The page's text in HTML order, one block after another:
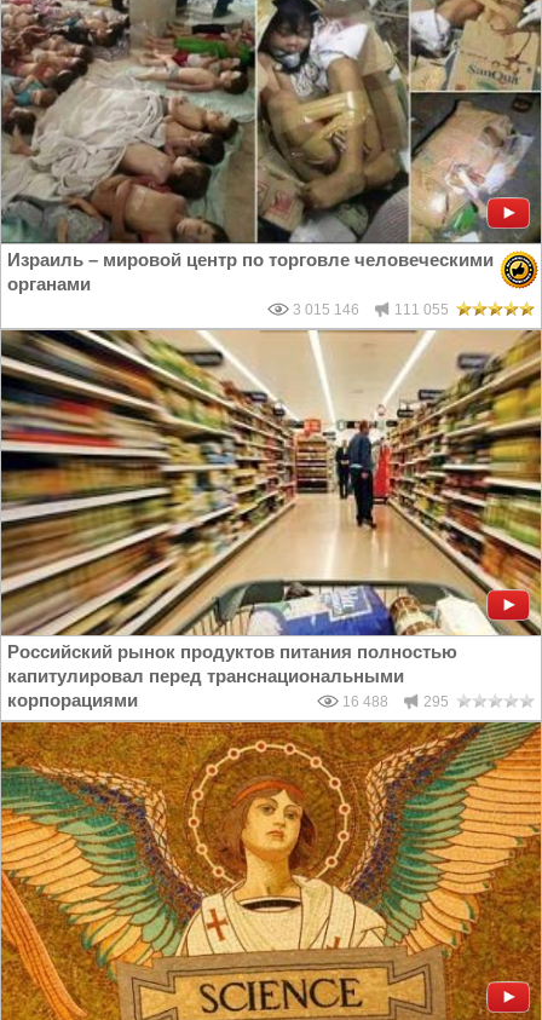
Израиль – мировой центр по торговле человеческими
органами
3 015 146 111 055
Российский рынок продуктов питания полностью
капитулировал перед транснациональными
корпорациями
16 488 295